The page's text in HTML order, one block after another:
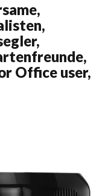
Office user,